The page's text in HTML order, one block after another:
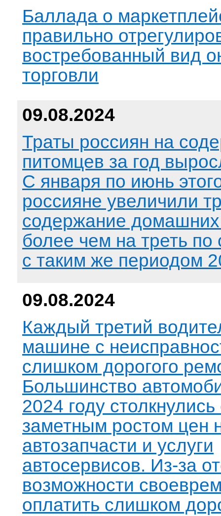
Баллада о
правильно
востребованный вид
торговли
09.08.2024
Траты россиян на
питомцев за год
С января по июнь
россияне увеличили
содержание
более чем на треть
с таким же периодом
09.08.2024
Каждый третий
машине с
слишком дорогого
Большинство
2024 году столкнулись
заметным ростом цен
автозапчасти и услуги
автосервисов. Из-за
возможности
оплатить слишком